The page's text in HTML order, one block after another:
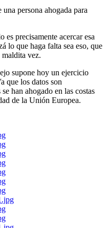
persona ahogada para
es precisamente acercar esa
lo que haga falta sea eso, que
maldita vez.
supone hoy un ejercicio
que los datos son
han ahogado en las costas
de la Unión Europea.